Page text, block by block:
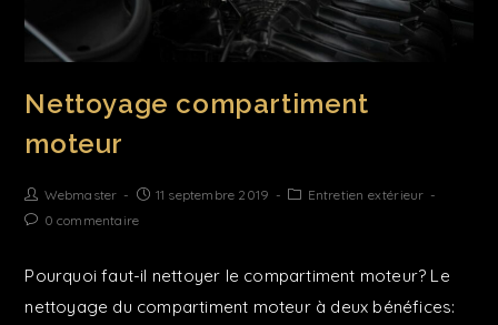
Nettoyage compartiment
moteur
Webmaster 11 septembre 2019
Entretien extérieur
0 commentaire
Pourquoi faut-il nettoyer le compartiment moteur? Le
nettoyage du compartiment moteur à deux bénéfices: